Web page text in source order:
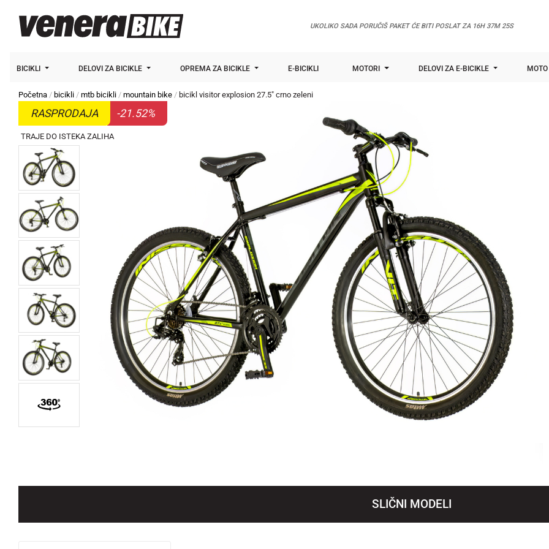
UKOLIKO SADA PORUČIŠ PAKET ĆE BITI POSLAT ZA 16H 37M 24S
BICIKLI DELOVI ZA BICIKLE OPREMA ZA BICIKLE E-BICIKLI MOTORI DELOVI ZA E-BICIKLE
Početna bicikli mtb bicikli mountain bike bicikl visitor explosion 27.5" crno zeleni
RASPRODAJA -21.52%
TRAJE DO ISTEKA ZALIHA
SLIČNI MODELI